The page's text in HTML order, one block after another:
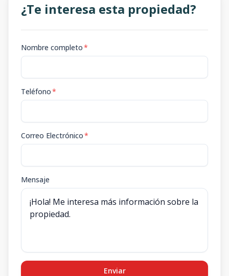
¿Te interesa esta propiedad?
Nombre completo*
Teléfono*
Correo Electrónico*
Mensaje
Enviar